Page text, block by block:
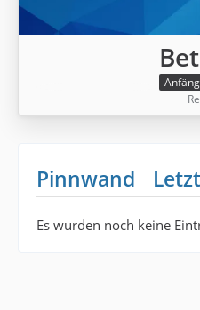
Pinnwand
Es wurden noch keine